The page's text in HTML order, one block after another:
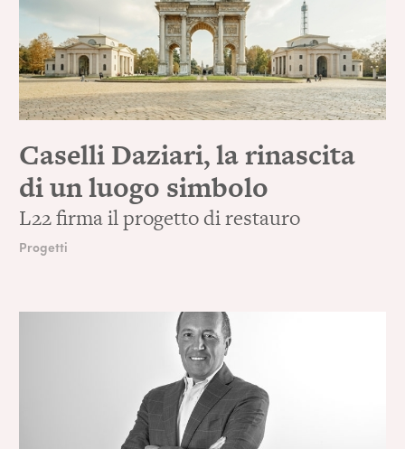
Caselli Daziari, la rinascita
di un luogo simbolo
L22 firma il progetto di restauro
Progetti